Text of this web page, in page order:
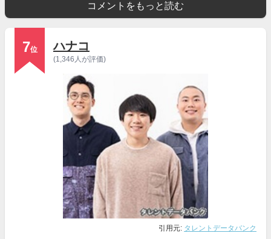
コメントをもっと読む
7位 ハナコ
(1,346人が評価)
引用元: タレントデータバンク